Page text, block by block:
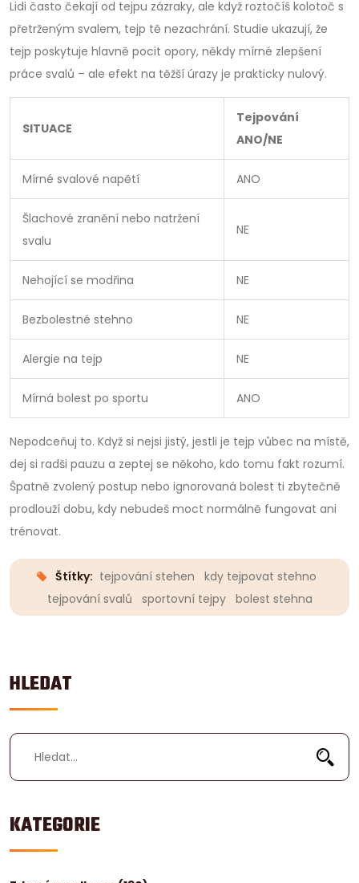
HLEDAT
KATEGORIE
Lidi často čekají od tejpu zázraky, ale když roztočíš kolotoč s
přetrženým svalem, tejp tě nezachrání. Studie ukazují, že
tejp poskytuje hlavně pocit opory, někdy mírné zlepšení
práce svalů – ale efekt na těžší úrazy je prakticky nulový.
SITUACE
Tejpování
ANO/NE
Mírné svalové napětí ANO
Šlachové zranění nebo natržení
svalu
NE
Nehojící se modřina NE
Bezbolestné stehno NE
Alergie na tejp NE
Mírná bolest po sportu ANO
Nepodceňuj to. Když si nejsi jistý, jestli je tejp vůbec na místě,
dej si radši pauzu a zeptej se někoho, kdo tomu fakt rozumí.
Špatně zvolený postup nebo ignorovaná bolest ti zbytečně
prodlouží dobu, kdy nebudeš moct normálně fungovat ani
trénovat.
Štítky: tejpování stehen
kdy tejpovat stehno
tejpování svalů
sportovní tejpy bolest stehna